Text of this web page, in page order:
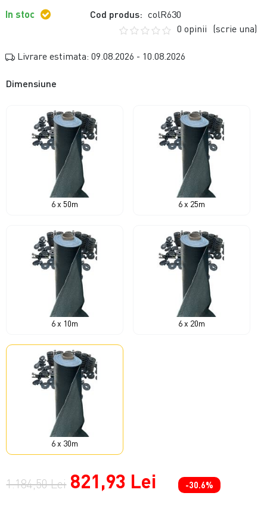
In stoc Cod produs: colR630
0 opinii (scrie una)
Livrare estimata: 09.08.2026 - 10.08.2026
Dimensiune
6 x 50m 6 x 25m
6 x 10m 6 x 20m
6 x 30m
1.184,50 Lei 821,93 Lei -30.6%